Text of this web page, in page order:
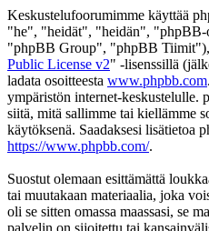
Keskustelufoorumimme käyttää
"he", "heidät", "heidän",
"phpBB Group", "phpBB
Public License v2" -lisenssillä
ladata osoitteesta www.phpbb.com
ympäristön internet-keskustelulle.
siitä, mitä sallimme tai kiellämme
käytöksenä. Saadaksesi lisätietoa
https://www.phpbb.com/.
Suostut olemaan esittämättä
tai muutakaan materiaalia, joka
oli se sitten omassa maassasi, se